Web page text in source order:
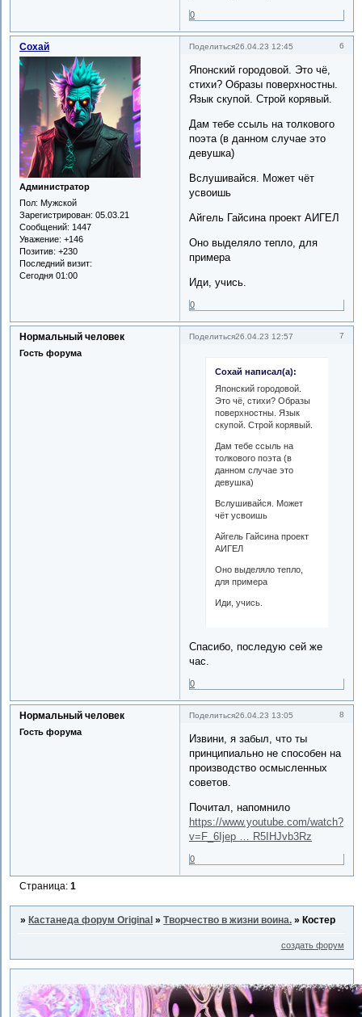
0
Поделиться 6
26.04.23 12:45
Сохай
Администратор
Пол: Мужской
Зарегистрирован: 05.03.21
Сообщений: 1447
Уважение: +146
Позитив: +230
Последний визит:
Сегодня 01:00
Японский городовой. Это чё,
стихи? Образы поверхностны.
Язык скупой. Строй корявый.
Дам тебе ссыль на толкового
поэта (в данном случае это
девушка)
Вслушивайся. Может чёт
усвоишь
Айгель Гайсина проект АИГЕЛ
Оно выделяло тепло, для
примера
Иди, учись.
0
Поделиться 7
26.04.23 12:57
Нормальный человек
Гость форума
Сохай написал(а):
Японский городовой.
Это чё, стихи? Образы
поверхностны. Язык
скупой. Строй корявый.
Дам тебе ссыль на
толкового поэта (в
данном случае это
девушка)
Вслушивайся. Может
чёт усвоишь
Айгель Гайсина проект
АИГЕЛ
Оно выделяло тепло,
для примера
Иди, учись.
Спасибо, последую сей же
час.
0
Поделиться 8
26.04.23 13:05
Нормальный человек
Гость форума
Извини, я забыл, что ты
принципиально не способен на
производство осмысленных
советов.
Почитал, напомнило
https://www.youtube.com/watch?
v=F_6Ijep … R5IHJvb3Rz
0
Страница:1
»Кастанеда форум Original »Творчество в жизни воина. »Костер
создать форум